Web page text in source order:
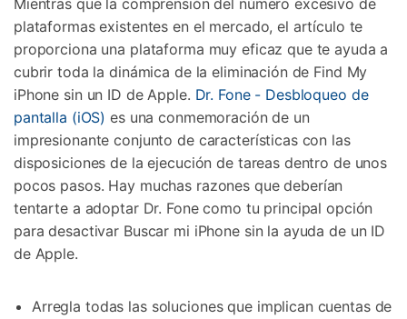
Mientras que la comprensión del número excesivo de
plataformas existentes en el mercado, el artículo te
proporciona una plataforma muy eficaz que te ayuda a
cubrir toda la dinámica de la eliminación de Find My
iPhone sin un ID de Apple. Dr. Fone - Desbloqueo de
pantalla (iOS) es una conmemoración de un
impresionante conjunto de características con las
disposiciones de la ejecución de tareas dentro de unos
pocos pasos. Hay muchas razones que deberían
tentarte a adoptar Dr. Fone como tu principal opción
para desactivar Buscar mi iPhone sin la ayuda de un ID
de Apple.
Arregla todas las soluciones que implican cuentas de